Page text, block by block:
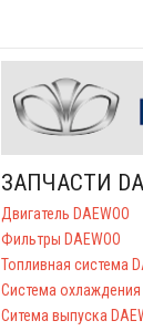
ЗАПЧАСТИ
Двигатель DAEWOO
Фильтры DAEWOO
Топливная система
Система охлаждения
Ситема выпуска